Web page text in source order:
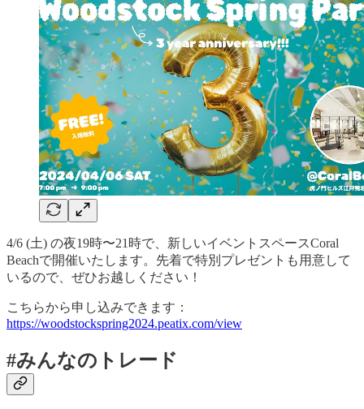
4/6 (土) の夜19時〜21時で、新しいイベントスペースCoral
Beachで開催いたします。先着で特別プレゼントも用意して
いるので、ぜひお越しください！
こちらから申し込みできます：
https://woodstockspring2024.peatix.com/view
#みんなのトレード